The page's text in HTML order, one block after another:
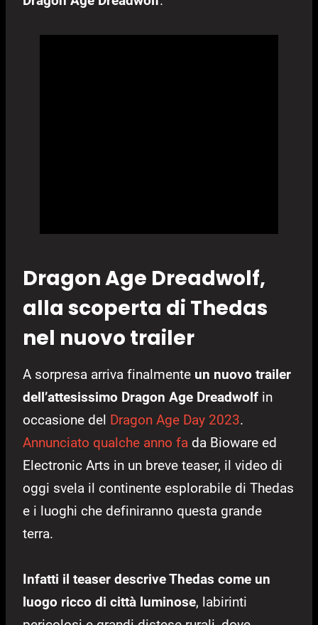
Dragon Age Dreadwolf,
alla scoperta di Thedas
nel nuovo trailer
A sorpresa arriva finalmente un nuovo trailer
dell’attesissimo Dragon Age Dreadwolf in
occasione del Dragon Age Day 2023.
Annunciato qualche anno fa da Bioware ed
Electronic Arts in un breve teaser, il video di
oggi svela il continente esplorabile di Thedas
e i luoghi che definiranno questa grande
terra.
Infatti il teaser descrive Thedas come un
luogo ricco di città luminose, labirinti